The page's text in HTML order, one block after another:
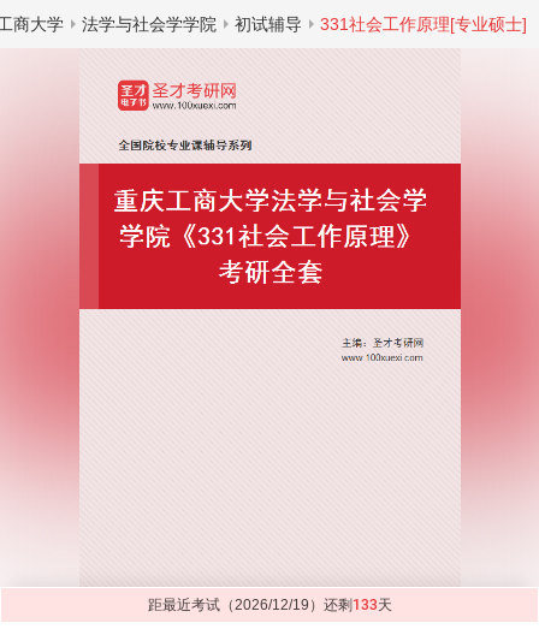
商大学 法学与社会学学院 初试辅导 331社会工作原理[专业硕士]
距最近考试（2026/12/19）还剩 133天